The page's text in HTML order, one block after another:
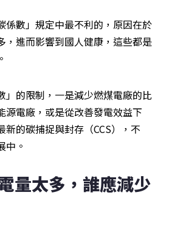
係數」規定中最不利的，原因在於
，進而影響到國人健康，這些都是
」的限制，一是減少燃煤電廠的比
源電廠，或是從改善發電效益下
新的碳捕捉與封存（CCS），不
中。
量太多，誰應減少